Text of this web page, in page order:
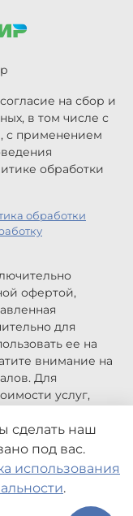
на сбор и
в том числе с
с применением
обработки
обработки
офертой,
для
ее на
внимание на
Для
услуг,
связи.
справочная
офертой. Могут
сделать наш
под вас.
использования
.